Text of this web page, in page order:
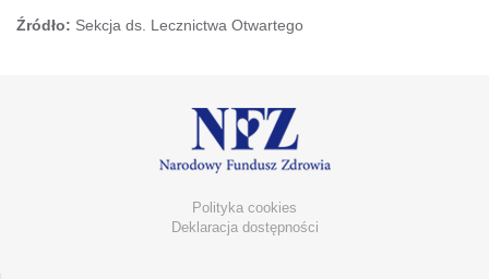
Źródło: Sekcja ds. Lecznictwa Otwartego
Polityka cookies
Deklaracja dostępności